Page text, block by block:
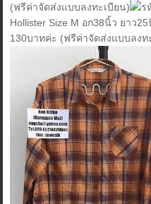
(ฟรีค่าจัดส่งแบบลงทะเบียน)
ร
Hollister Size M อก38นิ้ว ยาว
130บาทค่ะ (ฟรีค่าจัดส่งแบบลงท